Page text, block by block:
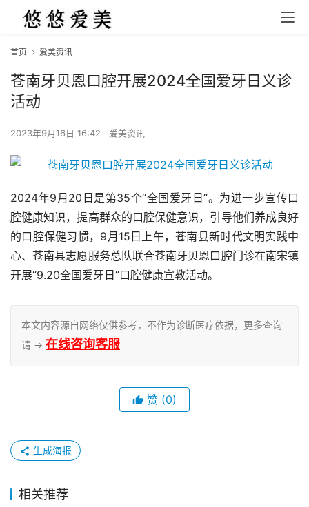
首页 爱美资讯
苍南牙贝恩口腔开展2024全国爱牙日义诊
活动
2023年9月16日 16:42 爱美资讯
2024年9月20日是第35个“全国爱牙日”。为进一步宣传口
腔健康知识，提高群众的口腔保健意识，引导他们养成良好
的口腔保健习惯，9月15日上午，苍南县新时代文明实践中
心、苍南县志愿服务总队联合苍南牙贝恩口腔门诊在南宋镇
开展“9.20全国爱牙日”口腔健康宣教活动。
本文内容源自网络仅供参考，不作为诊断医疗依据，更多查询
请 → 在线咨询客服
赞 (0)
生成海报
相关推荐